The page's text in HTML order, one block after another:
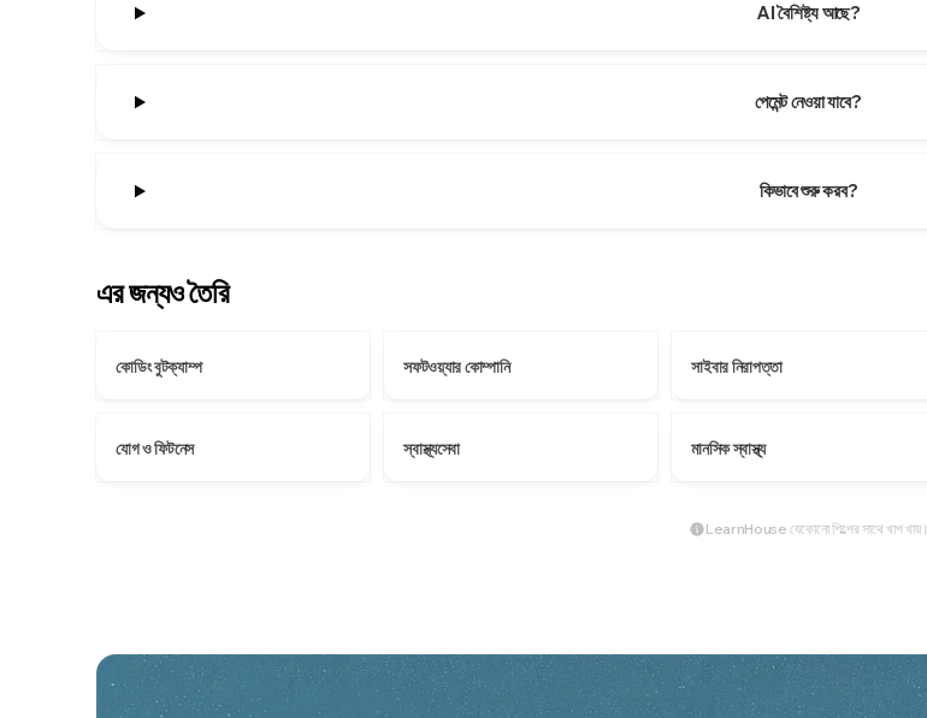
AI বৈশিষ্ট্য আছে?
পেমেন্ট নেওয়া যাবে?
কিভাবে শুরু করব?
এর জন্যও তৈরি
কোডিং বুটক্যাম্প সফটওয়্যার কোম্পানি সাইবার নিরাপত্তা
যোগ ও ফিটনেস স্বাস্থ্যসেবা মানসিক স্বাস্থ্য
LearnHouse যেকোনো শিল্পের সাথে খাপ খায়।